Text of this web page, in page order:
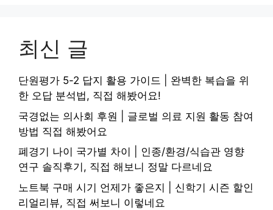
최신 글
단원평가 5-2 답지 활용 가이드 | 완벽한 복습을 위
한 오답 분석법, 직접 해봤어요!
국경없는 의사회 후원 | 글로벌 의료 지원 활동 참여
방법 직접 해봤어요
폐경기 나이 국가별 차이 | 인종/환경/식습관 영향
연구 솔직후기, 직접 해보니 정말 다르네요
노트북 구매 시기 언제가 좋은지 | 신학기 시즌 할인
리얼리뷰, 직접 써보니 이렇네요